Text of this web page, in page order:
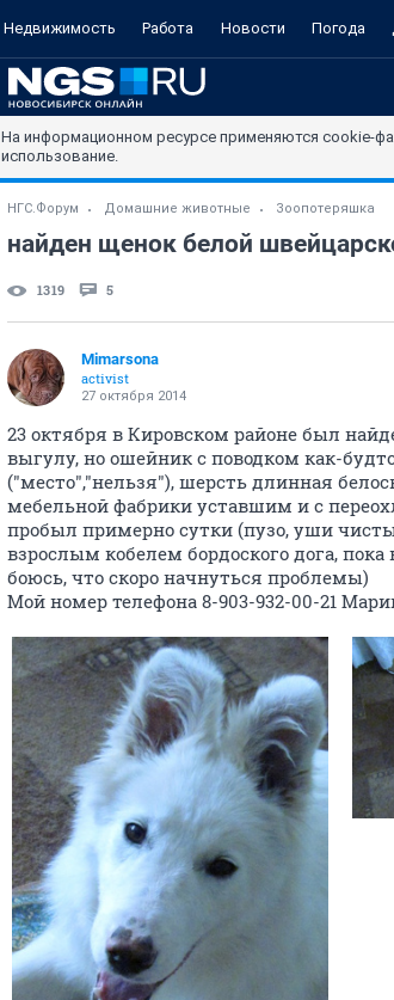
Недвижимость Работа Новости Погода
На информационном ресурсе применяются cookie-
использование.
НГС.Форум Домашние животные Зоопотеряшка
найден щенок белой
1319 5
Mimarsona
activist
27 октября 2014
23 октября в Кировском районе был
выгулу, но ошейник с поводком как-
("место","нельзя"), шерсть длинная
мебельной фабрики уставшим и с
пробыл примерно сутки (пузо, уши
взрослым кобелем бордоского дога,
боюсь, что скоро начнуться проблемы)
Мой номер телефона 8-903-932-00-21